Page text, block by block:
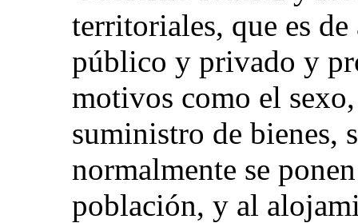
territoriales, que es
público y privado y
motivos como el
suministro de bienes,
normalmente se
población, y al